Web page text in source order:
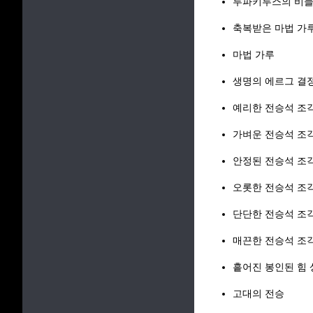
축복받은 마법 가
마법 가루
생명의 에르그 결
예리한 전승석 조
가벼운 전승석 조
안정된 전승석 조
오롯한 전승석 조
단단한 전승석 조
매끈한 전승석 조
흩어진 봉인된 힘
고대의 전승